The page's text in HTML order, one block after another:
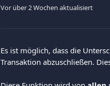
Vor über 2 Wochen aktualisiert
Es ist möglich, dass die
Transaktion abzuschließen.